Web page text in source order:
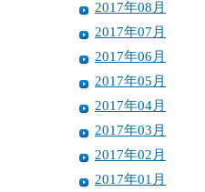
2017年08月
2017年07月
2017年06月
2017年05月
2017年04月
2017年03月
2017年02月
2017年01月